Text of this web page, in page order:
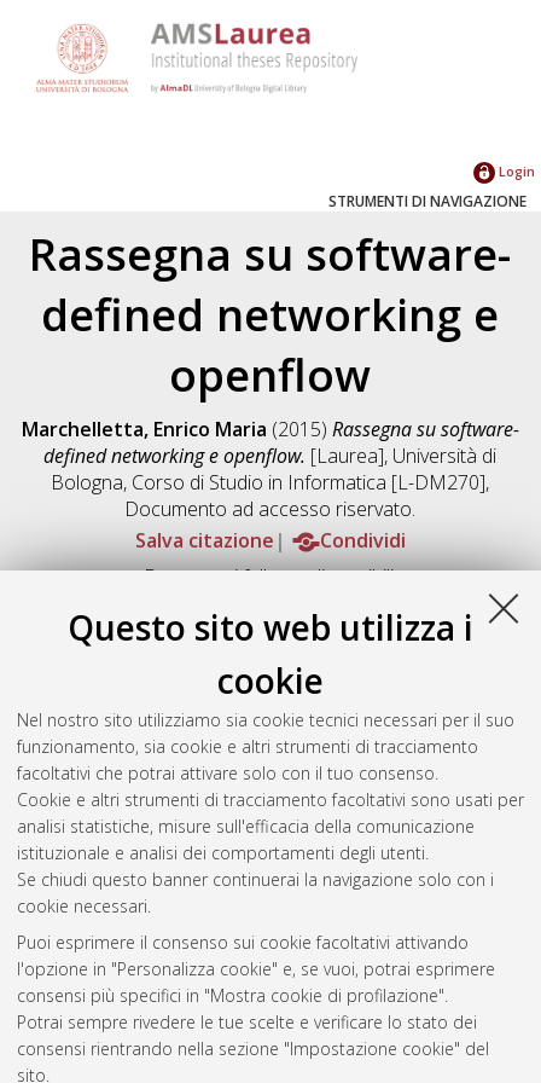
Questo sito web utilizza i
cookie
Nel nostro sito utilizziamo sia cookie tecnici necessari per il suo
funzionamento, sia cookie e altri strumenti di tracciamento
facoltativi che potrai attivare solo con il tuo consenso.
Cookie e altri strumenti di tracciamento facoltativi sono usati per
analisi statistiche, misure sull'efficacia della comunicazione
istituzionale e analisi dei comportamenti degli utenti.
Se chiudi questo banner continuerai la navigazione solo con i
cookie necessari.
Puoi esprimere il consenso sui cookie facoltativi attivando
l'opzione in "Personalizza cookie" e, se vuoi, potrai esprimere
consensi più specifici in "Mostra cookie di profilazione".
Potrai sempre rivedere le tue scelte e verificare lo stato dei
consensi rientrando nella sezione "Impostazione cookie" del
sito.
Login
STRUMENTI DI NAVIGAZIONE
Rassegna su software-
defined networking e
openflow
Marchelletta, Enrico Maria (2015) Rassegna su software-
defined networking e openflow. [Laurea], Università di
Bologna, Corso di Studio in Informatica [L-DM270],
Documento ad accesso riservato.
Salva citazione
Condividi
Documenti full-text disponibili:
Documento PDF
Full-text non accessibile
Download (388kB) |
Abstract
Altri metadati
Gestione del documento:
Atom
Rss 1.0
Rss 2.0